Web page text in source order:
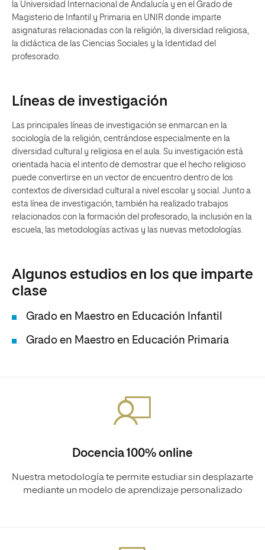
la Universidad Internacional de Andalucía y en el Grado de
Magisterio de Infantil y Primaria en UNIR donde imparte
asignaturas relacionadas con la religión, la diversidad religiosa,
la didáctica de las Ciencias Sociales y la Identidad del
profesorado.
Líneas de investigación
Las principales líneas de investigación se enmarcan en la
sociología de la religión, centrándose especialmente en la
diversidad cultural y religiosa en el aula. Su investigación está
orientada hacia el intento de demostrar que el hecho religioso
puede convertirse en un vector de encuentro dentro de los
contextos de diversidad cultural a nivel escolar y social. Junto a
esta línea de investigación, también ha realizado trabajos
relacionados con la formación del profesorado, la inclusión en la
escuela, las metodologías activas y las nuevas metodologías.
Algunos estudios en los que imparte
clase
Grado en Maestro en Educación Infantil
Grado en Maestro en Educación Primaria
Docencia 100% online
Nuestra metodología te permite estudiar sin desplazarte
mediante un modelo de aprendizaje personalizado